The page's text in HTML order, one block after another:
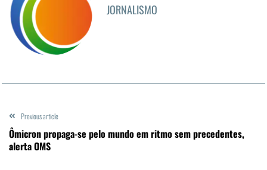
JORNALISMO
Previous article
Ômicron propaga-se pelo mundo em ritmo sem precedentes,
alerta OMS